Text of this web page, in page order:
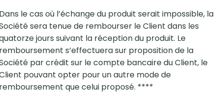
le cas où l’échange du produit serait impossible, la
sera tenue de rembourser le Client dans les
jours suivant la réception du produit. Le
s’effectuera sur proposition de la
par crédit sur le compte bancaire du Client, le
pouvant opter pour un autre mode de
que celui proposé. ****